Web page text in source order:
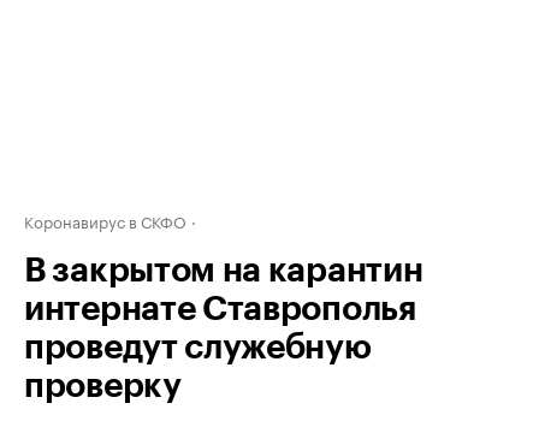
Коронавирус в СКФО
В закрытом на карантин
интернате Ставрополья
проведут служебную
проверку